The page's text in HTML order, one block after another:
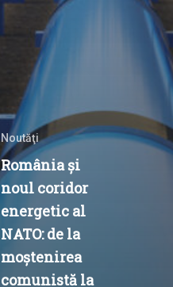
Noutăţi
România și
noul coridor
energetic al
NATO: de la
moștenirea
comunistă la